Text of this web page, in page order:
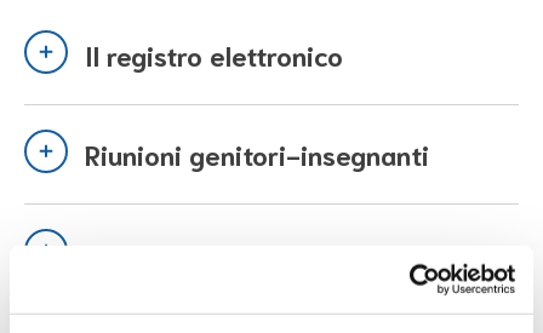
Il registro elettronico
Riunioni genitori-insegnanti